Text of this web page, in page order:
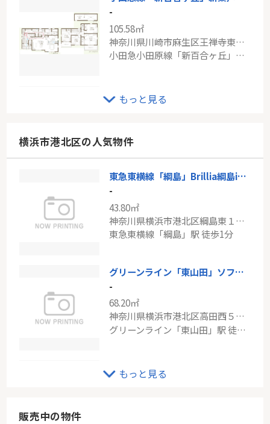
-
105.58㎡
神奈川県川崎市麻生区王禅寺東５丁目
小田急小田原線「新百合ヶ丘」駅 バス9分 「王禅寺中央中学校前」 停歩4分
-
86.56㎡
神奈川県川崎市宮前区有馬１丁目
もっと見る
横浜市港北区の人気物件
東急東横線「綱島」Brillia綱島idステーションフロント
-
43.80㎡
神奈川県横浜市港北区綱島東１丁目
東急東横線「綱島」駅 徒歩1分
グリーンライン「東山田」ソフィア綱島
-
68.20㎡
神奈川県横浜市港北区高田西５丁目
グリーンライン「東山田」駅 徒歩9分
ロマネパーク大倉山
-
もっと見る
販売中の物件